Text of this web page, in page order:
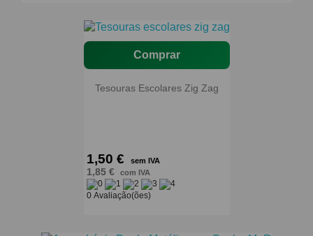
Comprar
Tesouras Escolares Zig Zag
1,50 € sem IVA
1,85 € com IVA
0 Avaliação(ões)